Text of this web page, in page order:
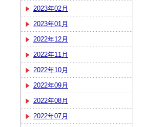
2023年02月
2023年01月
2022年12月
2022年11月
2022年10月
2022年09月
2022年08月
2022年07月